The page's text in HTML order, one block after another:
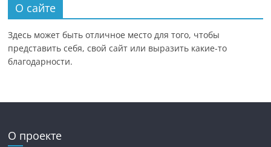
О сайте
Здесь может быть отличное место для того, чтобы
представить себя, свой сайт или выразить какие-то
благодарности.
О проекте